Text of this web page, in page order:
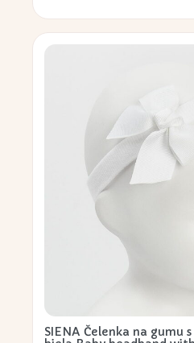
SIENA Čelenka na gumu